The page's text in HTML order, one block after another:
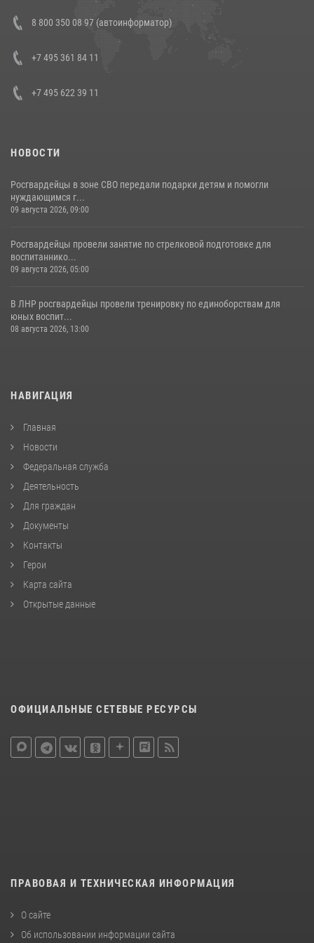
Состоялась рабочая встреча директора Росгвардии Героя России
генерала армии Виктора Золотова с заместителем полномочного
представителя Президента Российской Федерации в Северо-
Кавказском федеральном округе Виталием Кузнецовым
8 800 350 08 97 (автоинформатор)
+7 495 361 84 11
+7 495 622 39 11
НОВОСТИ
Росгвардейцы в зоне СВО передали подарки детям и помогли
нуждающимся г...
09 августа 2026, 09:00
Росгвардейцы провели занятие по стрелковой подготовке для
воспитаннико...
09 августа 2026, 05:00
В ЛНР росгвардейцы провели тренировку по единоборствам для
юных воспит...
08 августа 2026, 13:00
НАВИГАЦИЯ
Главная
Новости
Федеральная служба
Деятельность
Для граждан
Документы
Контакты
Герои
Карта сайта
Открытые данные
ОФИЦИАЛЬНЫЕ СЕТЕВЫЕ РЕСУРСЫ
ПРАВОВАЯ И ТЕХНИЧЕСКАЯ ИНФОРМАЦИЯ
О сайте
Об использовании информации сайта